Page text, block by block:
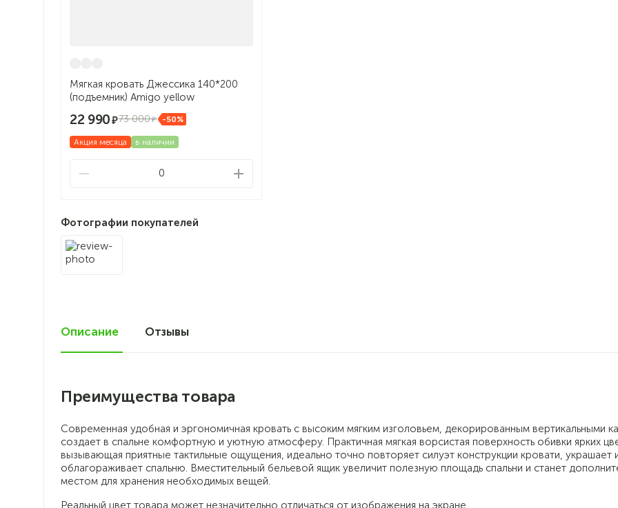
Мягкая кровать Джессика 140*200
(подъемник) Amigo yellow
22 990 73 000 -50%
Акция месяца в наличии
0
Фотографии покупателей
Описание Отзывы
Преимущества товара
Современная удобная и эргономичная кровать с высоким мягким изголовьем, декорированным вертикальными
создает в спальне комфортную и уютную атмосферу. Практичная мягкая ворсистая поверхность обивки ярких
вызывающая приятные тактильные ощущения, идеально точно повторяет силуэт конструкции кровати, украшает
облагораживает спальню. Вместительный бельевой ящик увеличит полезную площадь спальни и станет
местом для хранения необходимых вещей.
Реальный цвет товара может незначительно отличаться от изображения на экране.